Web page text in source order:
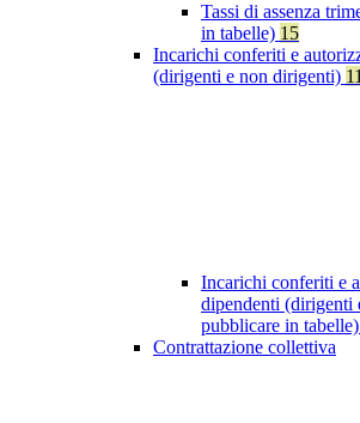
Tassi di assenza
in tabelle) 15
Incarichi conferiti e
(dirigenti e non dirigenti)
Incarichi conferiti e
dipendenti (dirigenti
pubblicare in tabelle)
Contrattazione collettiva